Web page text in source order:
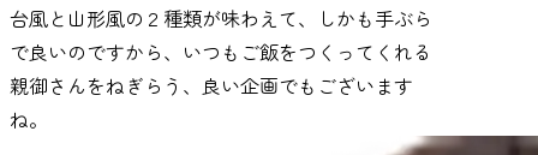
台風と山形風の２種類が味わえて、しかも手ぶら
で良いのですから、いつもご飯をつくってくれる
親御さんをねぎらう、良い企画でもございます
ね。